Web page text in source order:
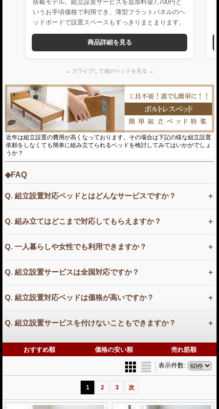
搭載モデル。組立設置サービスを追加料金7,700円と
いうお手頃価格で利用でき、薄型フラットパネルのヘ
ッドボードで設置スペースもすっきりまとまります。
商品詳細を見る
← スワイプして他のベッドを見る →
近年は組立設置の費用が高くなっております。その場合は下記の様な組立設置
依頼をしなくても簡単に組み立てられるベッドを検討してみてはいかがでしょ
うか？
◆FAQ
Q. 組立設置対応ベッドとはどんなサービスですか？
Q. 組み立てはどこまで対応してもらえますか？
Q. 一人暮らしや女性でも利用できますか？
Q. 組立設置サービスは全国対応ですか？
Q. 組立設置対応ベッドは価格が高いですか？
Q. 組立設置サービスを付けないこともできますか？
おすすめ順 価格の安い順 売れ筋順
表示件数:
1 2 3 次